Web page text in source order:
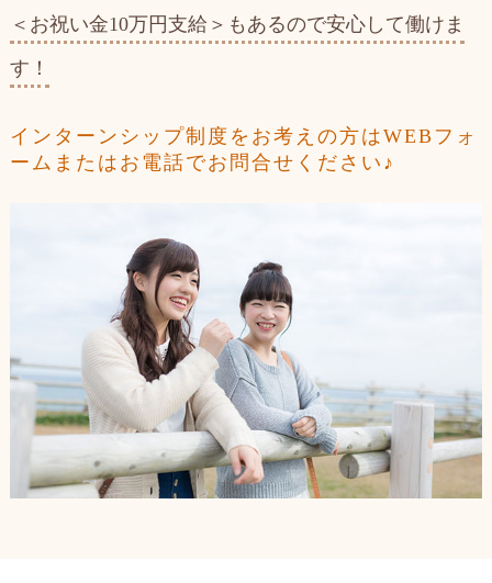
＜お祝い金10万円支給＞もあるので安心して働けま
す！
インターンシップ制度をお考えの方はWEBフォ
ームまたはお電話でお問合せください♪